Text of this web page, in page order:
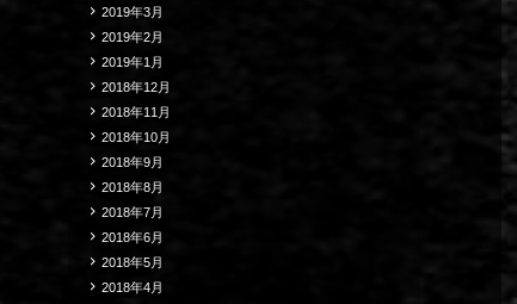
2019年3月
2019年2月
2019年1月
2018年12月
2018年11月
2018年10月
2018年9月
2018年8月
2018年7月
2018年6月
2018年5月
2018年4月